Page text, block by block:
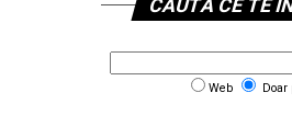
CAUTĂ CE TE
Web Doar